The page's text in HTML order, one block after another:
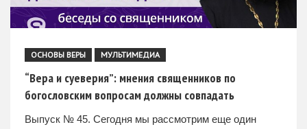
ОСНОВЫ ВЕРЫ МУЛЬТИМЕДИА
“Вера и суеверия”: мнения священников по
богословским вопросам должны совпадать
Выпуск № 45. Сегодня мы рассмотрим еще один